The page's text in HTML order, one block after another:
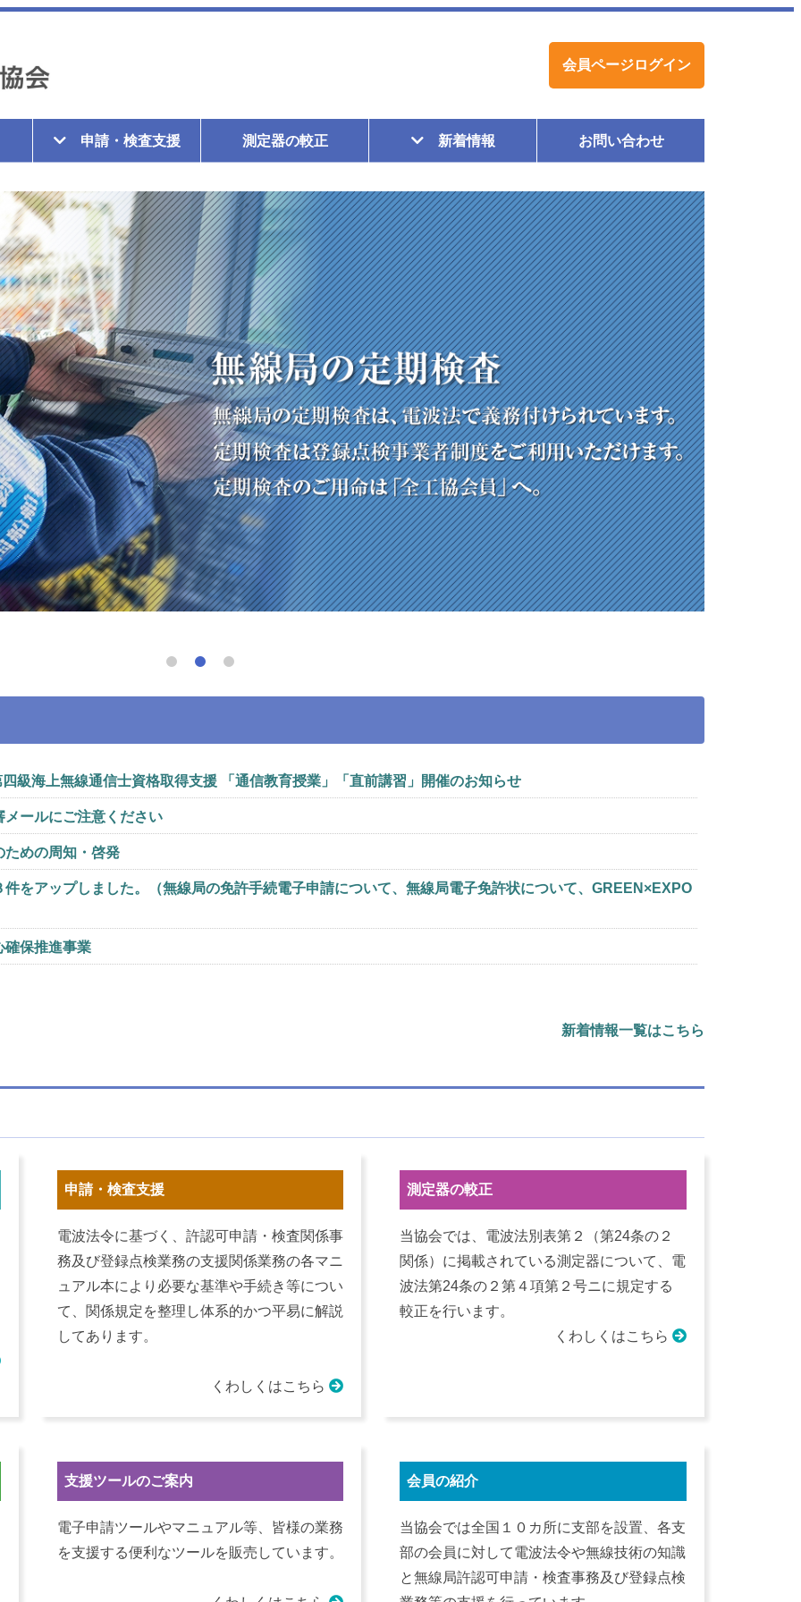
会員ページログイン
申請・検査支援 測定器の較正 新着情報 お問い合わせ
新着情報一覧はこちら
申請・検査支援
電波法令に基づく、許認可申請・検査関係事
務及び登録点検業務の支援関係業務の各マニ
ュアル本により必要な基準や手続き等につい
て、関係規定を整理し体系的かつ平易に解説
してあります。
くわしくはこちら
測定器の較正
当協会では、電波法別表第２（第24条の２
関係）に掲載されている測定器について、電
波法第24条の２第４項第２号ニに規定する
較正を行います。
くわしくはこちら
支援ツールのご案内
電子申請ツールやマニュアル等、皆様の業務
を支援する便利なツールを販売しています。
会員の紹介
当協会では全国１０カ所に支部を設置、各支
部の会員に対して電波法令や無線技術の知識
と無線局許認可申請・検査事務及び登録点検